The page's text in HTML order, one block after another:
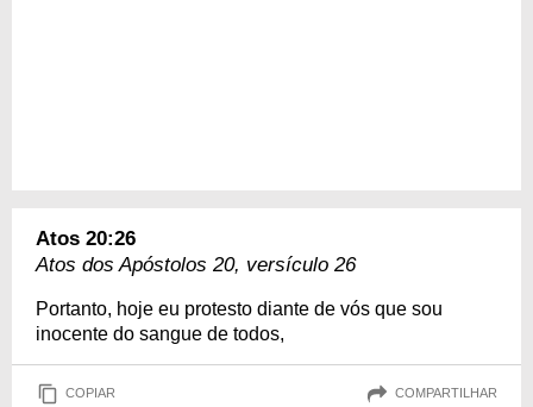
Atos 20:26
Atos dos Apóstolos 20, versículo 26
Portanto, hoje eu protesto diante de vós que sou
inocente do sangue de todos,
COPIAR COMPARTILHAR